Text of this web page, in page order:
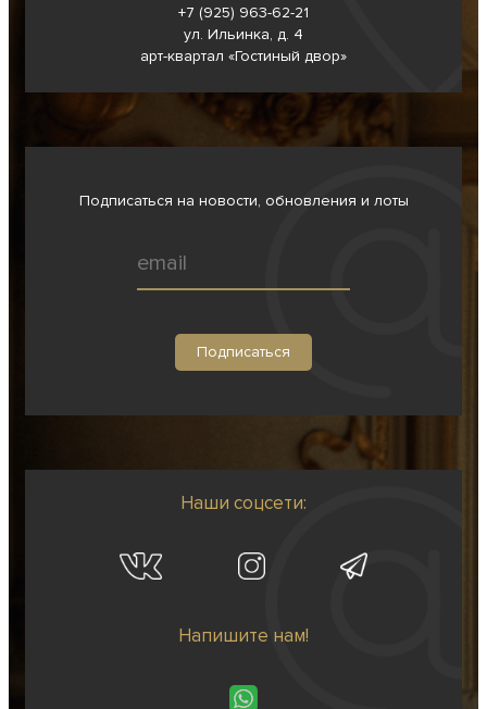
+7 (925) 963-62-21
ул. Ильинка, д. 4
арт-квартал «Гостиный двор»
Подписаться на новости, обновления и лоты
Наши соцсети:
Напишите нам!